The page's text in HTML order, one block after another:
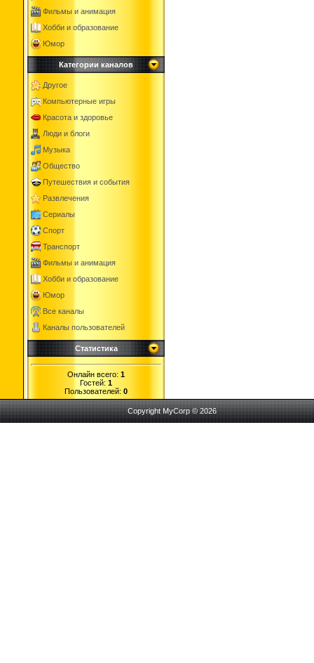
Фильмы и анимация
Хобби и образование
Юмор
Категории каналов
Другое
Компьютерные игры
Красота и здоровье
Люди и блоги
Музыка
Общество
Путешествия и события
Развлечения
Сериалы
Спорт
Транспорт
Фильмы и анимация
Хобби и образование
Юмор
Все каналы
Каналы пользователей
Статистика
Онлайн всего: 1
Гостей: 1
Пользователей: 0
Copyright MyCorp © 2026